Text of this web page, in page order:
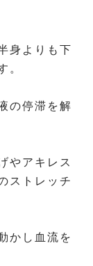
身よりも下
。
の停滞を解
やアキレス
ストレッチ
かし血流を